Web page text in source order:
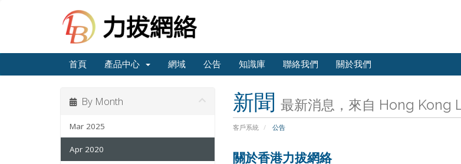
首頁 產品中心 網域 公告 知識庫 聯絡我們 關於我們
新聞 最新消息，來自 Hong Kong
客戶系統 公告
By Month
Mar 2025
Apr 2020 關於香港力拔網絡